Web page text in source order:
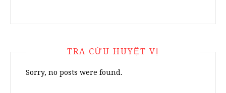
TRA CỨU HUYỆT VỊ
Sorry, no posts were found.